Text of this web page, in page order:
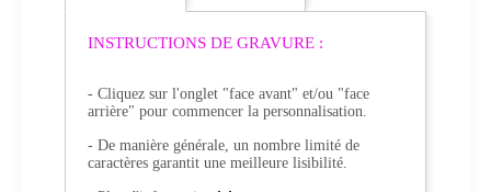
INSTRUCTIONS DE GRAVURE :
- Cliquez sur l'onglet "face avant" et/ou "face
arrière" pour commencer la personnalisation.
- De manière générale, un nombre limité de
caractères garantit une meilleure lisibilité.